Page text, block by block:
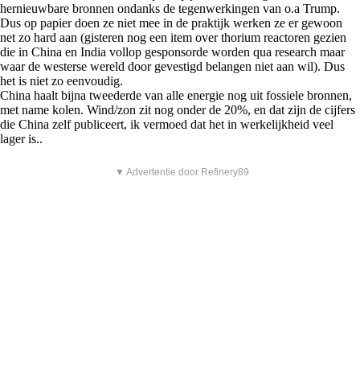
hernieuwbare bronnen ondanks de tegenwerkingen van o.a Trump.
Dus op papier doen ze niet mee in de praktijk werken ze er gewoon
net zo hard aan (gisteren nog een item over thorium reactoren gezien
die in China en India vollop gesponsorde worden qua research maar
waar de westerse wereld door gevestigd belangen niet aan wil). Dus
het is niet zo eenvoudig.
China haalt bijna tweederde van alle energie nog uit fossiele bronnen,
met name kolen. Wind/zon zit nog onder de 20%, en dat zijn de cijfers
die China zelf publiceert, ik vermoed dat het in werkelijkheid veel
lager is..
▼ Advertentie door Refinery89